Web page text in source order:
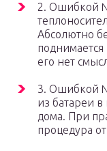
2. Ошибкой
Абсолютно
поднимается
его нет
3. Ошибкой
из батареи
дома. При
процедура